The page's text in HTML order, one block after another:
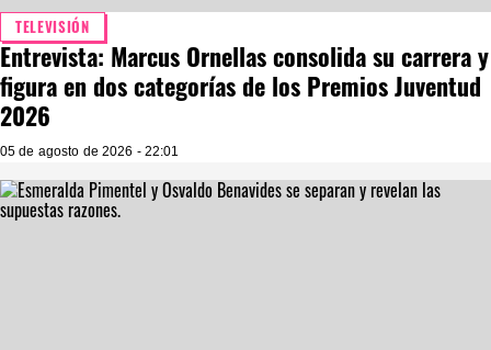
TELEVISIÓN
Entrevista: Marcus Ornellas consolida su carrera y
figura en dos categorías de los Premios Juventud
2026
05 de agosto de 2026 - 22:01